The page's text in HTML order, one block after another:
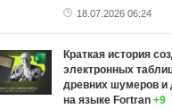
18.07.2026 06:24
Краткая история
электронных
древних шумеров и
на языке Fortran +9